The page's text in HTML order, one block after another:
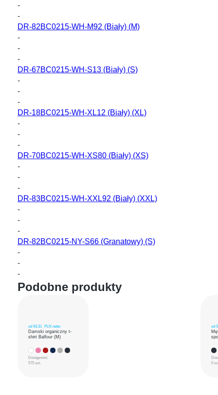
-
-
DR-82BC0215-WH-M92 (Biały) (M)
-
-
-
DR-67BC0215-WH-S13 (Biały) (S)
-
-
-
DR-18BC0215-WH-XL12 (Biały) (XL)
-
-
-
DR-70BC0215-WH-XS80 (Biały) (XS)
-
-
-
DR-83BC0215-WH-XXL92 (Biały) (XXL)
-
-
-
DR-82BC0215-NY-S66 (Granatowy) (S)
-
-
-
Podobne produkty
od 93,31 PLN netto
Damski organiczny t-
shirt Balfour (M)
Dostępność
575 szt.
od
0